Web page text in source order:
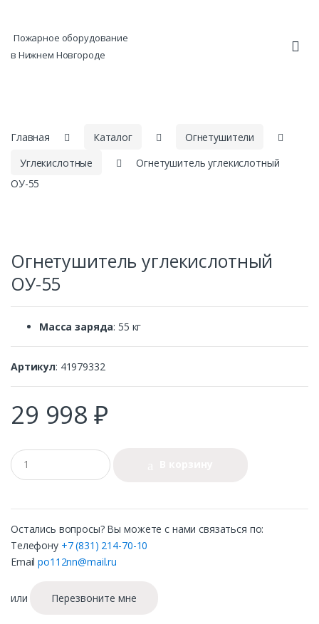
Пожарное оборудование
в Нижнем Новгороде
Главная Каталог
Огнетушители
Углекислотные
Огнетушитель углекислотный
ОУ-55
Огнетушитель углекислотный
ОУ-55
Масса заряда: 55 кг
Артикул: 41979332
29 998 ₽
Остались вопросы? Вы можете с нами связаться по:
Телефону +7 (831) 214-70-10
Emailpo112nn@mail.ru
или Перезвоните мне